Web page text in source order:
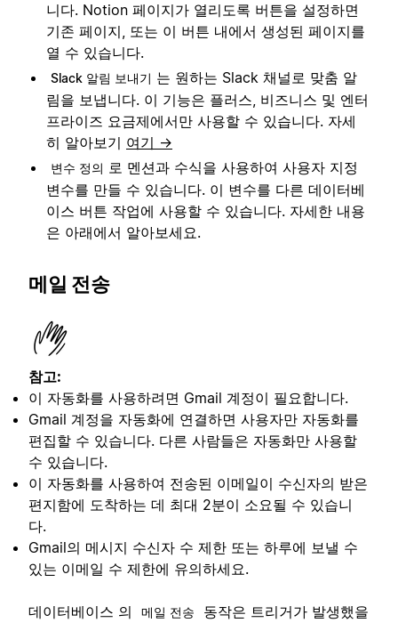
니다. Notion 페이지가 열리도록 버튼을 설정하면
기존 페이지, 또는 이 버튼 내에서 생성된 페이지를
열 수 있습니다.
Slack 알림 보내기 는 원하는 Slack 채널로 맞춤 알
림을 보냅니다. 이 기능은 플러스, 비즈니스 및 엔터
프라이즈 요금제에서만 사용할 수 있습니다. 자세
히 알아보기 여기 →
변수 정의 로 멘션과 수식을 사용하여 사용자 지정
변수를 만들 수 있습니다. 이 변수를 다른 데이터베
이스 버튼 작업에 사용할 수 있습니다. 자세한 내용
은 아래에서 알아보세요.
메일 전송
참고:
이 자동화를 사용하려면 Gmail 계정이 필요합니다.
Gmail 계정을 자동화에 연결하면 사용자만 자동화를
편집할 수 있습니다. 다른 사람들은 자동화만 사용할
수 있습니다.
이 자동화를 사용하여 전송된 이메일이 수신자의 받은
편지함에 도착하는 데 최대 2분이 소요될 수 있습니
다.
Gmail의 메시지 수신자 수 제한 또는 하루에 보낼 수
있는 이메일 수 제한에 유의하세요.
데이터베이스 의 메일 전송
동작은 트리거가 발생했을